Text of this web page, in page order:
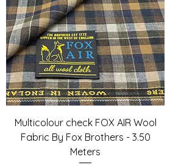
Multicolour check FOX AIR Wool
Fabric By Fox Brothers - 3.50
Meters